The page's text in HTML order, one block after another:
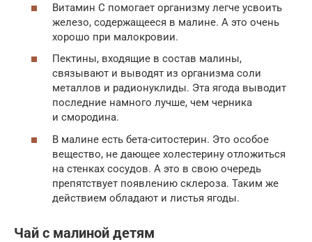
Витамин С помогает организму легче усвоить
железо, содержащееся в малине. А это очень
хорошо при малокровии.
Пектины, входящие в состав малины,
связывают и выводят из организма соли
металлов и радионуклиды. Эта ягода выводит
последние намного лучше, чем черника
и смородина.
В малине есть бета-ситостерин. Это особое
вещество, не дающее холестерину отложиться
на стенках сосудов. А это в свою очередь
препятствует появлению склероза. Таким же
действием обладают и листья ягоды.
Чай с малиной детям